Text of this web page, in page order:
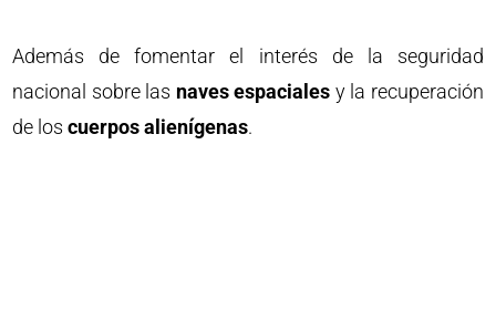
Además de fomentar el interés de la seguridad
nacional sobre las naves espaciales y la recuperación
de loscuerpos alienígenas.